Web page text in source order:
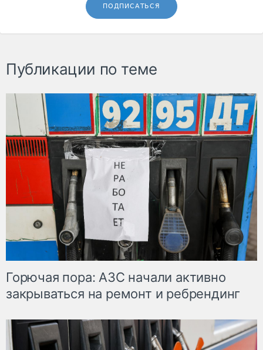
ПОДПИСАТЬСЯ
Публикации по теме
Горючая пора: АЗС начали активно
закрываться на ремонт и ребрендинг